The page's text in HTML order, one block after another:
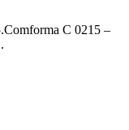
C 0215 –